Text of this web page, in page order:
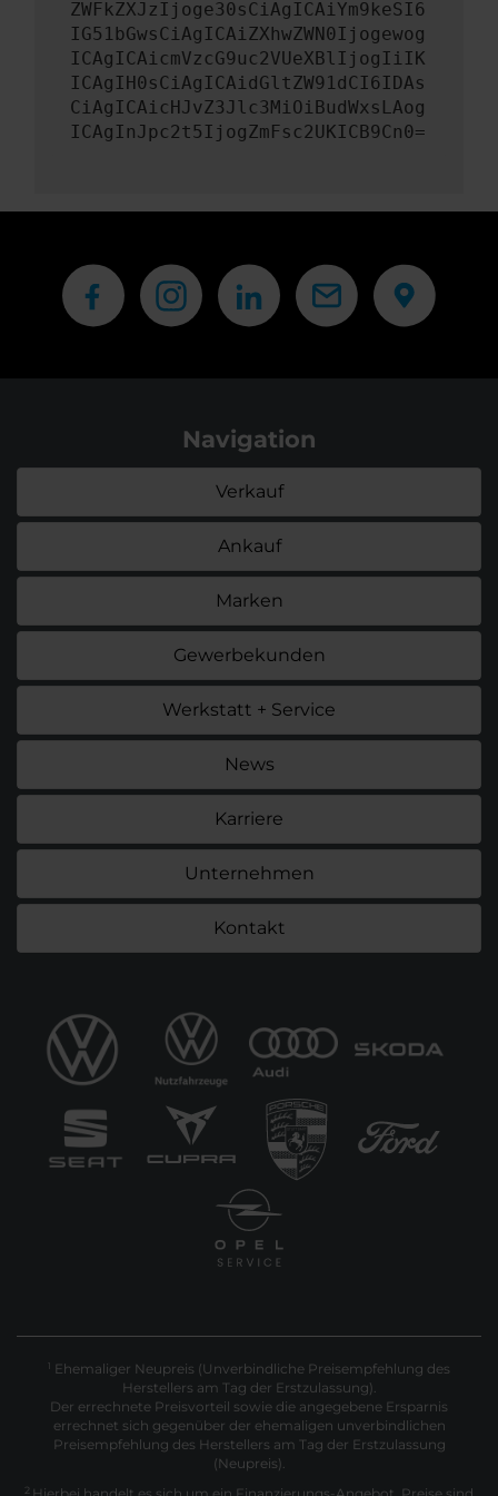
ZWFkZXJzIjoge30sCiAgICAiYm9keSI6
IG51bGwsCiAgICAiZXhwZWN0Ijogewog
ICAgICAicmVzcG9uc2VUeXBlIjogIiIK
ICAgIH0sCiAgICAidGltZW91dCI6IDAs
CiAgICAicHJvZ3Jlc3MiOiBudWxsLAog
ICAgInJpc2t5IjogZmFsc2UKICB9Cn0=
Navigation
Verkauf
Ankauf
Marken
Gewerbekunden
Werkstatt + Service
News
Karriere
Unternehmen
Kontakt
1 Ehemaliger Neupreis (Unverbindliche Preisempfehlung des
Herstellers am Tag der Erstzulassung).
Der errechnete Preisvorteil sowie die angegebene Ersparnis
errechnet sich gegenüber der ehemaligen unverbindlichen
Preisempfehlung des Herstellers am Tag der Erstzulassung
(Neupreis).
2